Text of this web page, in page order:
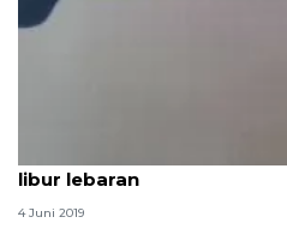
Pertamina Sumbagsel
libur lebaran
4 Juni 2019